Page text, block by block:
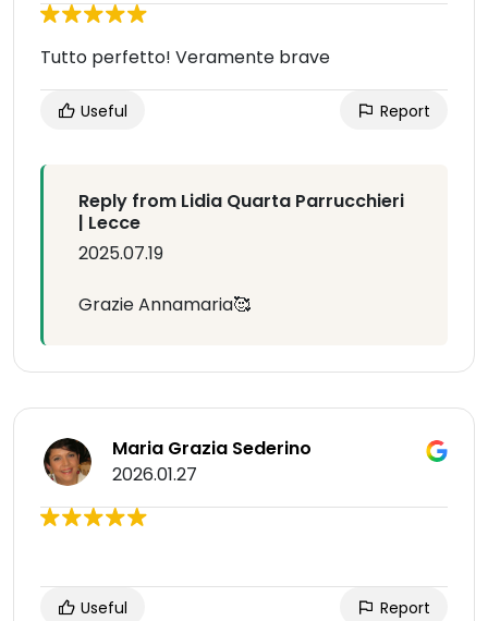
Tutto perfetto! Veramente brave
Useful Report
Reply from Lidia Quarta Parrucchieri
| Lecce
2025.07.19
Grazie Annamaria🥰
Maria Grazia Sederino
2026.01.27
Useful Report